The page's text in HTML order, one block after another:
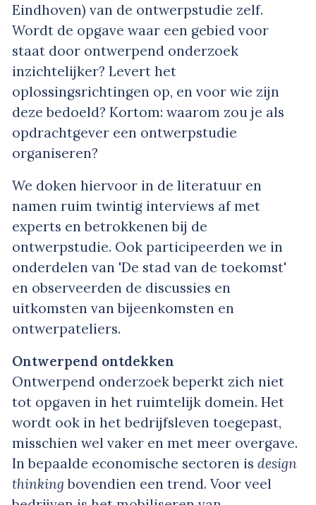
Eindhoven) van de ontwerpstudie zelf.
Wordt de opgave waar een gebied voor
staat door ontwerpend onderzoek
inzichtelijker? Levert het
oplossingsrichtingen op, en voor wie zijn
deze bedoeld? Kortom: waarom zou je als
opdrachtgever een ontwerpstudie
organiseren?
We doken hiervoor in de literatuur en
namen ruim twintig interviews af met
experts en betrokkenen bij de
ontwerpstudie. Ook participeerden we in
onderdelen van 'De stad van de toekomst'
en observeerden de discussies en
uitkomsten van bijeenkomsten en
ontwerpateliers.
Ontwerpend ontdekken
Ontwerpend onderzoek beperkt zich niet
tot opgaven in het ruimtelijk domein. Het
wordt ook in het bedrijfsleven toegepast,
misschien wel vaker en met meer overgave.
In bepaalde economische sectoren is design
thinking bovendien een trend. Voor veel